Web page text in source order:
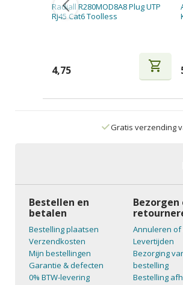
Radiall R280MOD8A8 Plug UTP
RJ45 Cat6 Toolless
4,75 shopping_cart
Gratis verzending
Bestellen en
betalen
Bestelling plaatsen
Verzendkosten
Mijn bestellingen
Garantie & defecten
0% BTW-levering
Bezorgen
Annuleren
Levertijden
Bezorging
bestelling
Bestelling